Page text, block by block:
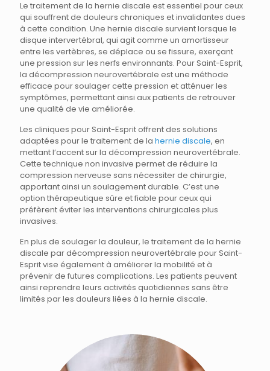
Le traitement de la hernie discale est essentiel pour ceux
qui souffrent de douleurs chroniques et invalidantes dues
à cette condition. Une hernie discale survient lorsque le
disque intervertébral, qui agit comme un amortisseur
entre les vertèbres, se déplace ou se fissure, exerçant
une pression sur les nerfs environnants. Pour Saint-Esprit,
la décompression neurovertébrale est une méthode
efficace pour soulager cette pression et atténuer les
symptômes, permettant ainsi aux patients de retrouver
une qualité de vie améliorée.
Les cliniques pour Saint-Esprit offrent des solutions
adaptées pour le traitement de la hernie discale, en
mettant l’accent sur la décompression neurovertébrale.
Cette technique non invasive permet de réduire la
compression nerveuse sans nécessiter de chirurgie,
apportant ainsi un soulagement durable. C’est une
option thérapeutique sûre et fiable pour ceux qui
préfèrent éviter les interventions chirurgicales plus
invasives.
En plus de soulager la douleur, le traitement de la hernie
discale par décompression neurovertébrale pour Saint-
Esprit vise également à améliorer la mobilité et à
prévenir de futures complications. Les patients peuvent
ainsi reprendre leurs activités quotidiennes sans être
limités par les douleurs liées à la hernie discale.